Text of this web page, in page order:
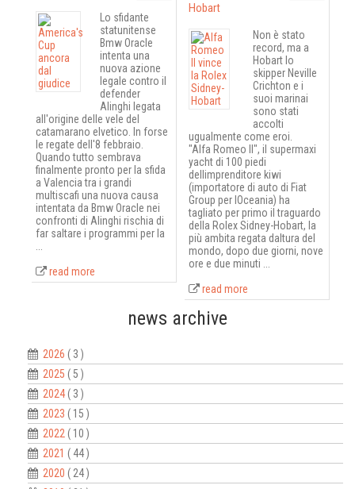
Lo sfidante
statunitense
Bmw Oracle
intenta una
nuova azione
legale contro il
defender
Alinghi legata
all'origine delle vele del
catamarano elvetico. In forse
le regate dell'8 febbraio.
Quando tutto sembrava
finalmente pronto per la sfida
a Valencia tra i grandi
multiscafi una nuova causa
intentata da Bmw Oracle nei
confronti di Alinghi rischia di
far saltare i programmi per la
read more
Hobart
Non è stato
record, ma a
Hobart lo
skipper Neville
Crichton e i
suoi marinai
sono stati
accolti
ugualmente come eroi.
"Alfa Romeo II", il supermaxi
yacht di 100 piedi
dellimprenditore kiwi
(importatore di auto di Fiat
Group per lOceania) ha
tagliato per primo il traguardo
della Rolex Sidney-Hobart, la
più ambita regata daltura del
mondo, dopo due giorni, nove
ore e due minuti ...
read more
news archive
2026 ( 3 )
2025 ( 5 )
2024( 3 )
2023 ( 15 )
2022 ( 10 )
2021 ( 44 )
2020 ( 24 )